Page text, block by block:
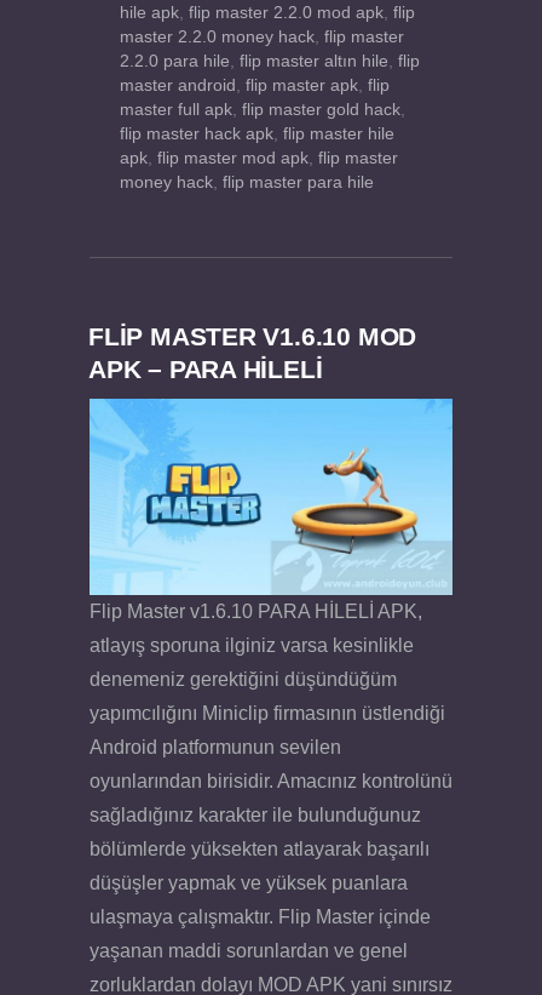
hile apk, flip master 2.2.0 mod apk, flip
master 2.2.0 money hack, flip master
2.2.0 para hile, flip master altın hile, flip
master android , flip master apk, flip
master full apk, flip master gold hack,
flip master hack apk, flip master hile
apk, flip master mod apk, flip master
money hack, flip master para hile
FLIP MASTER V1.6.10 MOD
APK – PARA HİLELİ
Flip Master v1.6.10 PARA HİLELİ APK,
atlayış sporuna ilginiz varsa kesinlikle
denemeniz gerektiğini düşündüğüm
yapımcılığını Miniclip firmasının üstlendiği
Android platformunun sevilen
oyunlarından birisidir. Amacınız kontrolünü
sağladığınız karakter ile bulunduğunuz
bölümlerde yüksekten atlayarak başarılı
düşüşler yapmak ve yüksek puanlara
ulaşmaya çalışmaktır. Flip Master içinde
yaşanan maddi sorunlardan ve genel
zorluklardan dolayı MOD APK yani sınırsız